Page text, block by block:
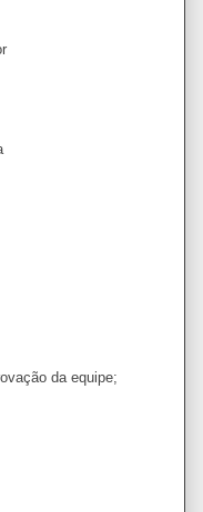
da equipe;